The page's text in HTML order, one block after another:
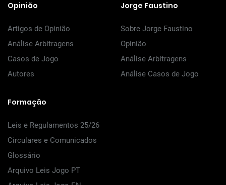
Opinião
Artigos de Opinião
Análise Arbitragens
Casos de Jogo
Autores
Jorge Faustino
Sobre Jorge Faustino
Opinião
Análise Arbitragens
Análise Casos de Jogo
Formação
Leis e Regulamentos 25/26
Circulares e Comunicados
Glossário
Arquivo Leis Jogo PT